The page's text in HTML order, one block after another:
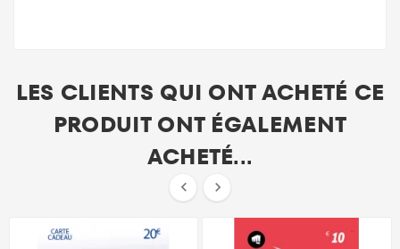
LES CLIENTS QUI ONT ACHETÉ CE
PRODUIT ONT ÉGALEMENT
ACHETÉ...
 